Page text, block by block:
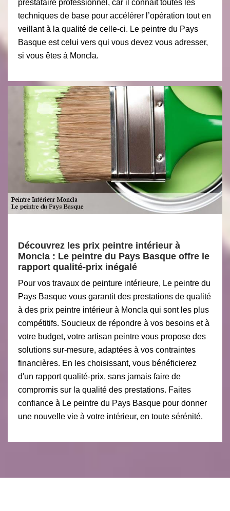
prestataire professionnel, car il connaît toutes les
techniques de base pour accélérer l’opération tout en
veillant à la qualité de celle-ci. Le peintre du Pays
Basque est celui vers qui vous devez vous adresser,
si vous êtes à Moncla.
Découvrez les prix peintre intérieur à
Moncla : Le peintre du Pays Basque offre le
rapport qualité-prix inégalé
Pour vos travaux de peinture intérieure, Le peintre du
Pays Basque vous garantit des prestations de qualité
à des prix peintre intérieur à Moncla qui sont les plus
compétitifs. Soucieux de répondre à vos besoins et à
votre budget, votre artisan peintre vous propose des
solutions sur-mesure, adaptées à vos contraintes
financières. En les choisissant, vous bénéficierez
d'un rapport qualité-prix, sans jamais faire de
compromis sur la qualité des prestations. Faites
confiance à Le peintre du Pays Basque pour donner
une nouvelle vie à votre intérieur, en toute sérénité.